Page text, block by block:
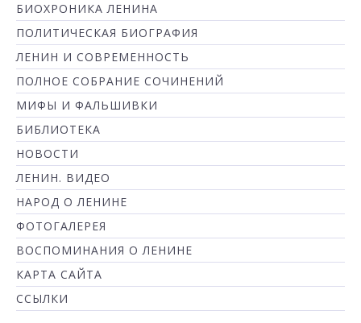
БИОХРОНИКА ЛЕНИНА
ПОЛИТИЧЕСКАЯ БИОГРАФИЯ
ЛЕНИН И СОВРЕМЕННОСТЬ
ПОЛНОЕ СОБРАНИЕ СОЧИНЕНИЙ
МИФЫ И ФАЛЬШИВКИ
БИБЛИОТЕКА
НОВОСТИ
ЛЕНИН. ВИДЕО
НАРОД О ЛЕНИНЕ
ФОТОГАЛЕРЕЯ
ВОСПОМИНАНИЯ О ЛЕНИНЕ
КАРТА САЙТА
ССЫЛКИ